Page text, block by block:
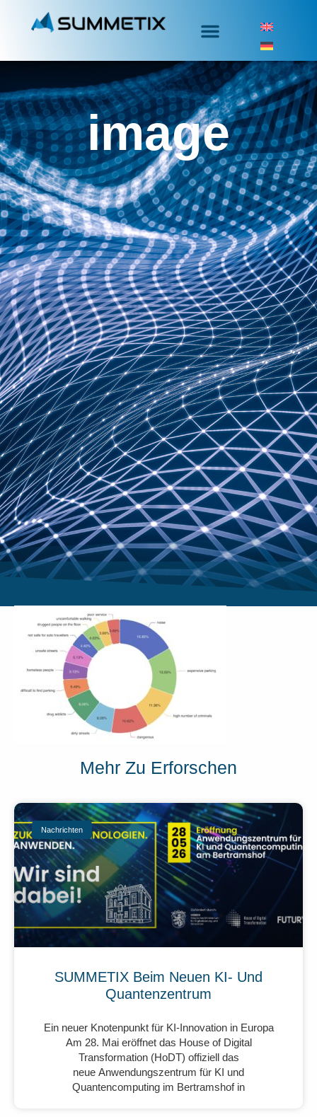
image
Mehr Zu Erforschen
Nachrichten
SUMMETIX Beim Neuen KI- Und
Quantenzentrum
Ein neuer Knotenpunkt für KI-Innovation in Europa
Am 28. Mai eröffnet das House of Digital
Transformation (HoDT) offiziell das
neue Anwendungszentrum für KI und
Quantencomputing im Bertramshof in